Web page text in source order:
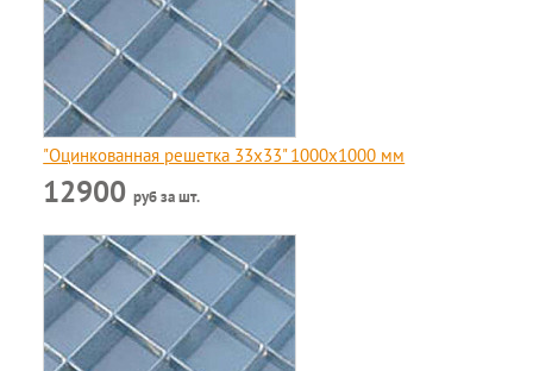
"Оцинкованная решетка 33x33" 1000х1000 мм
12900руб за шт.